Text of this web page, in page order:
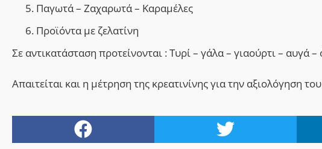
Παγωτά – Ζαχαρωτά – Καραμέλες
Προϊόντα με ζελατίνη
Σε αντικατάσταση προτείνονται : Tυρί – γάλα – γιαούρτι –
Απαιτείται και η μέτρηση της κρεατινίνης για την αξιολόγηση